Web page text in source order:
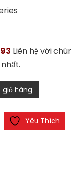
Liên hệ với
giỏ hàng
Yêu Thích